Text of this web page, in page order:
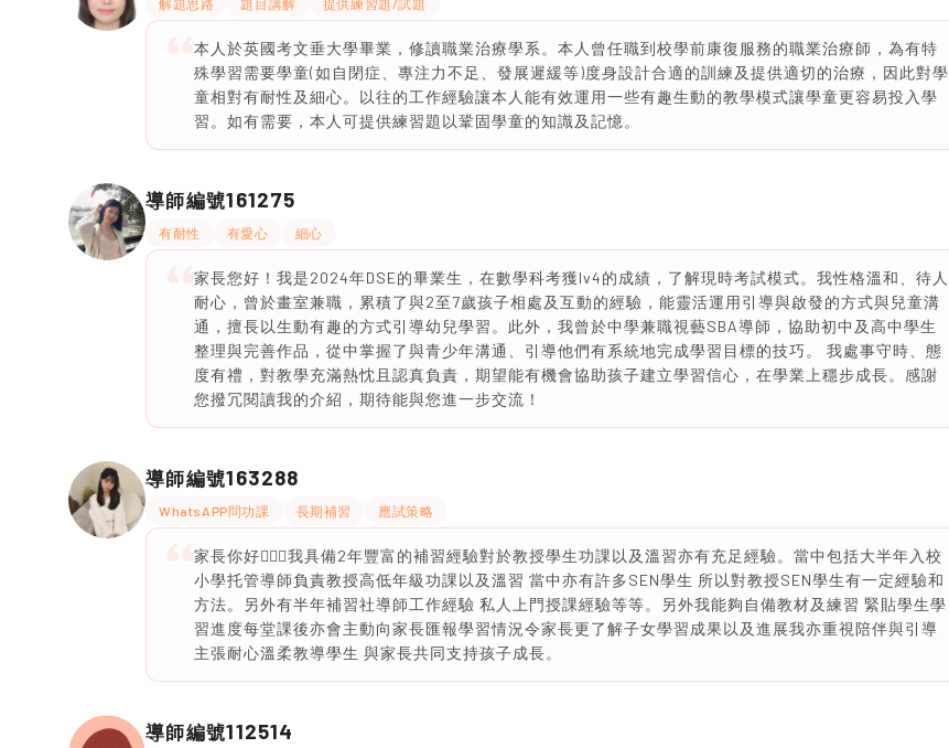
解題思路 題目講解 提供練習題/試題
本人於英國考文垂大學畢業，修讀職業治療學系。本人曾任職到校學前康復服務的職業治療師，為有特
殊學習需要學童(如自閉症、專注力不足、發展遲緩等)度身設計合適的訓練及提供適切的治療，因此對學
童相對有耐性及細心。以往的工作經驗讓本人能有效運用一些有趣生動的教學模式讓學童更容易投入學
習。如有需要，本人可提供練習題以鞏固學童的知識及記憶。
導師編號161275
有耐性 有愛心 細心
家長您好！我是2024年DSE的畢業生，在數學科考獲lv4的成績，了解現時考試模式。我性格溫和、待人
耐心，曾於畫室兼職，累積了與2至7歲孩子相處及互動的經驗，能靈活運用引導與啟發的方式與兒童溝
通，擅長以生動有趣的方式引導幼兒學習。此外，我曾於中學兼職視藝SBA導師，協助初中及高中學生
整理與完善作品，從中掌握了與青少年溝通、引導他們有系統地完成學習目標的技巧。 我處事守時、態
度有禮，對教學充滿熱忱且認真負責，期望能有機會協助孩子建立學習信心，在學業上穩步成長。感謝
您撥冗閱讀我的介紹，期待能與您進一步交流！
導師編號163288
WhatsAPP問功課 長期補習 應試策略
家長你好🙇🏻‍♀️我具備2年豐富的補習經驗對於教授學生功課以及溫習亦有充足經驗。當中包括大半年入校
小學托管導師負責教授高低年級功課以及溫習 當中亦有許多SEN學生 所以對教授SEN學生有一定經驗和
方法。另外有半年補習社導師工作經驗 私人上門授課經驗等等。另外我能夠自備教材及練習 緊貼學生學
習進度每堂課後亦會主動向家長匯報學習情況令家長更了解子女學習成果以及進展我亦重視陪伴與引導
主張耐心溫柔教導學生 與家長共同支持孩子成長。
導師編號112514